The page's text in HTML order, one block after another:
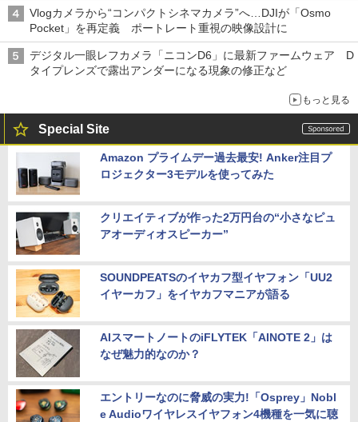
Vlogカメラから“コンパクトシネマカメラ”へ…DJIが「Osmo
Pocket」を再定義 ポートレート重視の映像設計に
デジタル一眼レフカメラ「ニコンD6」に最新ファームウェア D
タイプレンズで露出アンダーになる現象の修正など
もっと見る
Special Site
Amazon プライムデー過去最安! Anker注目プ
ロジェクター3モデルを使ってみた
クリエイティブが作った2万円台の“小さなピュ
アオーディオスピーカー”
SOUNDPEATSのイヤカフ型イヤフォン「UU2
イヤーカフ」をイヤカフマニアが語る
AIスマートノートのiFLYTEK「AINOTE 2」は
なぜ魅力的なのか？
エントリーなのに脅威の実力!「Osprey」Nobl
e Audioワイヤレスイヤフォン4機種を一気に聴